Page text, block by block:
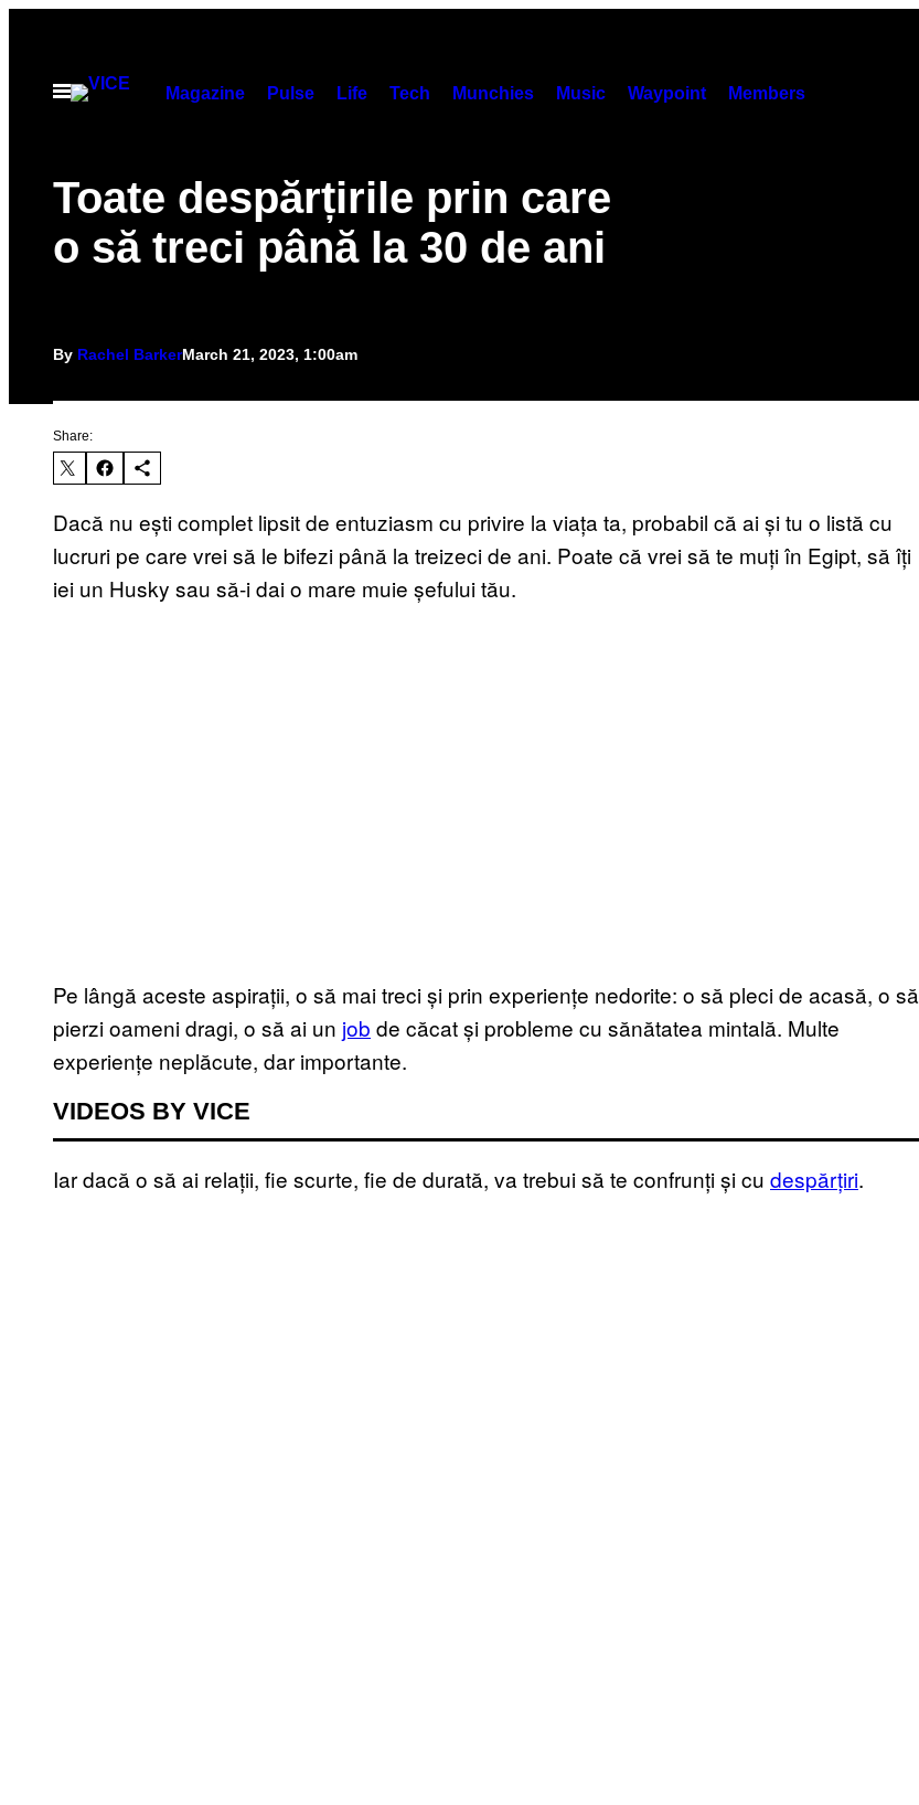
contentOpen
Magazine Pulse Life Tech Munchies Music Waypoint Members
Toate despărțirile prin care
o să treci până la 30 de ani
By Rachel BarkerMarch 21, 2023, 1:00am
Share:
Dacă nu ești complet lipsit de entuziasm cu privire la viața ta, probabil că ai și tu o listă cu
lucruri pe care vrei să le bifezi până la treizeci de ani. Poate că vrei să te muți în Egipt, să îți
iei un Husky sau să-i dai o mare muie șefului tău.
Pe lângă aceste aspirații, o să mai treci și prin experiențe nedorite: o să pleci de acasă, o să
pierzi oameni dragi, o să ai un job de căcat și probleme cu sănătatea mintală. Multe
experiențe neplăcute, dar importante.
VIDEOS BY VICE
Iar dacă o să ai relații, fie scurte, fie de durată, va trebui să te confrunți și cu despărțiri.